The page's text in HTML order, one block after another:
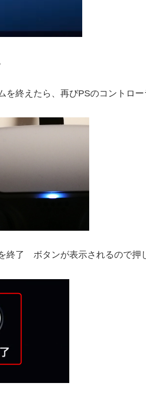
を終えたら、再びPSのコントロ
了 ボタンが表示されるので押